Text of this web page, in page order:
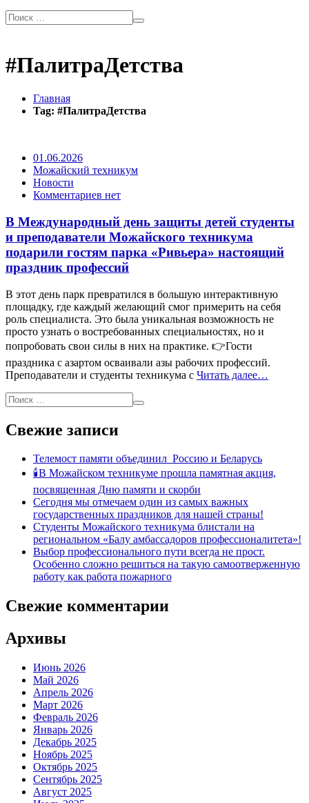
#ПалитраДетства
Главная
Tag: #ПалитраДетства
01.06.2026
Можайский техникум
Новости
Комментариев нет
В Международный день защиты детей студенты
и преподаватели Можайского техникума
подарили гостям парка «Ривьера» настоящий
праздник профессий
В этот день парк превратился в большую интерактивную
площадку, где каждый желающий смог примерить на себя
роль специалиста. Это была уникальная возможность не
просто узнать о востребованных специальностях, но и
попробовать свои силы в них на практике. 👉Гости
праздника с азартом осваивали азы рабочих профессий.
Преподаватели и студенты техникума с Читать далее…
Свежие записи
Телемост памяти объединил Россию и Беларусь
🕯В Можайском техникуме прошла памятная акция,
посвященная Дню памяти и скорби
Сегодня мы отмечаем один из самых важных
государственных праздников для нашей страны!
Студенты Можайского техникума блистали на
региональном «Балу амбассадоров профессионалитета»!
Выбор профессионального пути всегда не прост.
Особенно сложно решиться на такую самоотверженную
работу как работа пожарного
Свежие комментарии
Архивы
Июнь 2026
Май 2026
Апрель 2026
Март 2026
Февраль 2026
Январь 2026
Декабрь 2025
Ноябрь 2025
Октябрь 2025
Сентябрь 2025
Август 2025